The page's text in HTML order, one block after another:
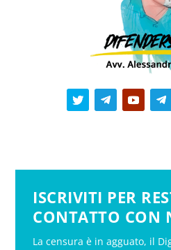
ISCRIVITI PER
CONTATTO CON
La censura è in agguato, il